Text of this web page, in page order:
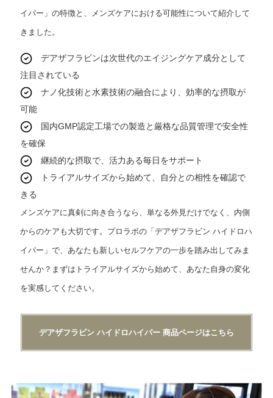
イパー」の特徴と、メンズケアにおける可能性について紹介して
きました。
デアザフラビンは次世代のエイジングケア成分として
注目されている
ナノ化技術と水素技術の融合により、効率的な摂取が
可能
国内GMP認定工場での製造と厳格な品質管理で安全性
を確保
継続的な摂取で、活力ある毎日をサポート
トライアルサイズから始めて、自分との相性を確認で
きる
メンズケアに真剣に向き合うなら、単なる外見だけでなく、内側
からのケアも大切です。プロラボの「デアザフラビン ハイドロハ
イパー」で、あなたも新しいセルフケアの一歩を踏み出してみま
せんか？まずはトライアルサイズから始めて、あなた自身の変化
を実感してください。
デアザフラビン ハイドロハイパー 商品ページはこちら